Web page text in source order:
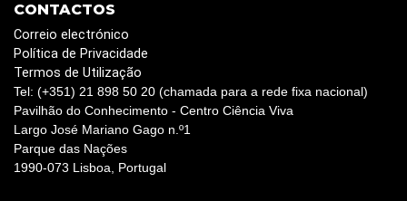
CONTACTOS
Correio electrónico
Política de Privacidade
Termos de Utilização
Tel: (+351) 21 898 50 20 (chamada para a rede fixa nacional)
Pavilhão do Conhecimento - Centro Ciência Viva
Largo José Mariano Gago n.º1
Parque das Nações
1990-073 Lisboa, Portugal